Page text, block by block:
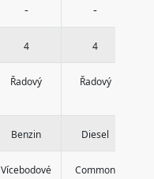
- -
4 4
Řadový Řadový
Benzin Diesel
Vícebodové
Common